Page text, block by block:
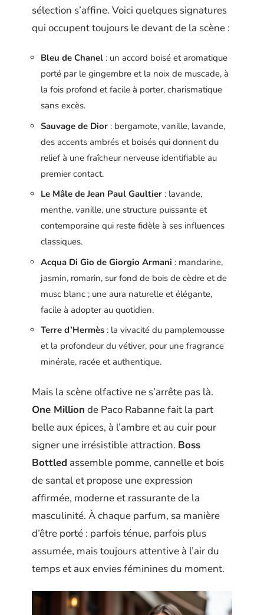
sélection s’affine. Voici quelques signatures
qui occupent toujours le devant de la scène :
Bleu de Chanel : un accord boisé et aromatique
porté par le gingembre et la noix de muscade, à
la fois profond et facile à porter, charismatique
sans excès.
Sauvage de Dior : bergamote, vanille, lavande,
des accents ambrés et boisés qui donnent du
relief à une fraîcheur nerveuse identifiable au
premier contact.
Le Mâle de Jean Paul Gaultier : lavande,
menthe, vanille, une structure puissante et
contemporaine qui reste fidèle à ses influences
classiques.
Acqua Di Gio de Giorgio Armani : mandarine,
jasmin, romarin, sur fond de bois de cèdre et de
musc blanc ; une aura naturelle et élégante,
facile à adopter au quotidien.
Terre d’Hermès : la vivacité du pamplemousse
et la profondeur du vétiver, pour une fragrance
minérale, racée et authentique.
Mais la scène olfactive ne s’arrête pas là.
One Million de Paco Rabanne fait la part
belle aux épices, à l’ambre et au cuir pour
signer une irrésistible attraction. Boss
Bottled assemble pomme, cannelle et bois
de santal et propose une expression
affirmée, moderne et rassurante de la
masculinité. À chaque parfum, sa manière
d’être porté : parfois ténue, parfois plus
assumée, mais toujours attentive à l’air du
temps et aux envies féminines du moment.